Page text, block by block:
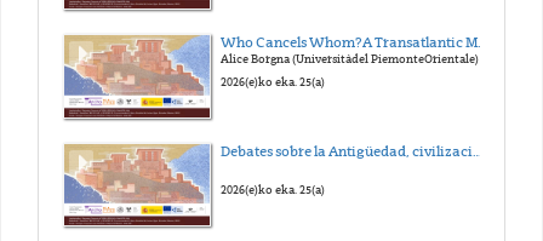
Who Cancels Whom?A Transatlantic Misunderstanding
Alice Borgna (Universitàdel PiemonteOrientale)
2026(e)ko eka. 25(a)
2026(e)ko eka. 25(a)